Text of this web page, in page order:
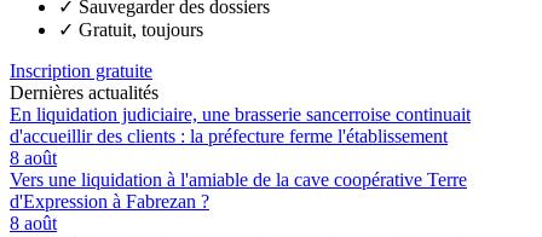
✓ Sauvegarder des dossiers
✓ Gratuit, toujours
Inscription gratuite
Dernières actualités
En liquidation judiciaire, une brasserie sancerroise continuait
d'accueillir des clients : la préfecture ferme l'établissement
8 août
Vers une liquidation à l'amiable de la cave coopérative Terre
d'Expression à Fabrezan ?
8 août